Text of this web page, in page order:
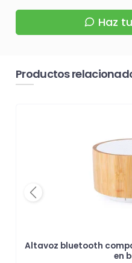
Haz
Productos
Altavoz bluetooth
en
Previous